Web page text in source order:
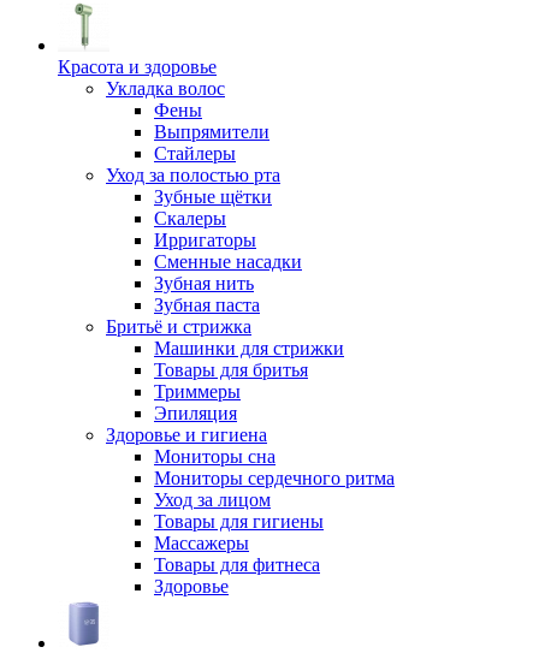
Красота и здоровье
Укладка волос
Фены
Выпрямители
Стайлеры
Уход за полостью рта
Зубные щётки
Скалеры
Ирригаторы
Сменные насадки
Зубная нить
Зубная паста
Бритьё и стрижка
Машинки для стрижки
Товары для бритья
Триммеры
Эпиляция
Здоровье и гигиена
Мониторы сна
Мониторы сердечного ритма
Уход за лицом
Товары для гигиены
Массажеры
Товары для фитнеса
Здоровье